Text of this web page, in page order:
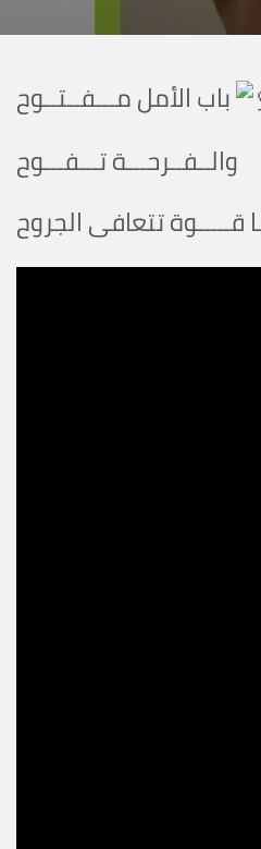
والــفــرحـــة تـــفـــوح
قـــــوة تتعافى الجروح